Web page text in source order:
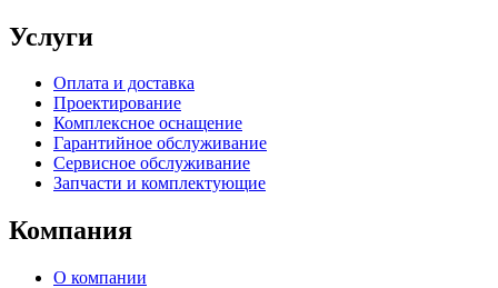
Услуги
Оплата и доставка
Проектирование
Комплексное оснащение
Гарантийное обслуживание
Сервисное обслуживание
Запчасти и комплектующие
Компания
О компании